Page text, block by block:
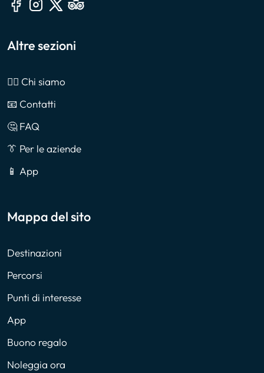
Altre sezioni
🙎‍♂️ Chi siamo
📧 Contatti
🤔 FAQ
👔 Per le aziende
📱 App
Mappa del sito
Destinazioni
Percorsi
Punti di interesse
App
Buono regalo
Noleggia ora